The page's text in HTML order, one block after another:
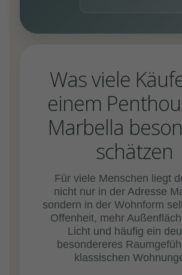
Was viele
einem
Marbella
schätzen
Für viele Menschen liegt
nicht nur in der Adresse
sondern in der Wohnform
Offenheit, mehr
Licht und häufig ein
besondereres
klassischen